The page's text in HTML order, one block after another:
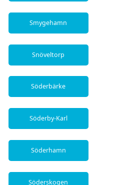
Smygehamn
Snöveltorp
Söderbärke
Söderby-Karl
Söderhamn
Söderskogen